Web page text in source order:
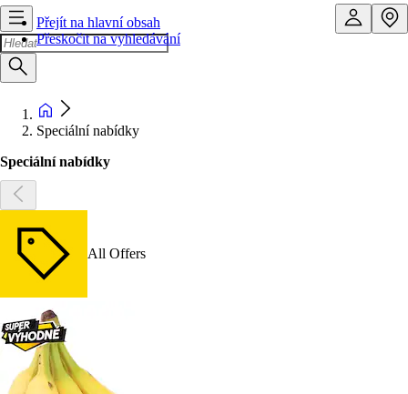
Přejít na hlavní obsah
Přeskočit na vyhledávání
Speciální nabídky
Speciální nabídky
All Offers